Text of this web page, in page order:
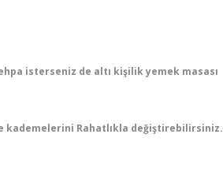
isterseniz de altı kişilik yemek masası
kademelerini Rahatlıkla değiştirebilirsiniz.